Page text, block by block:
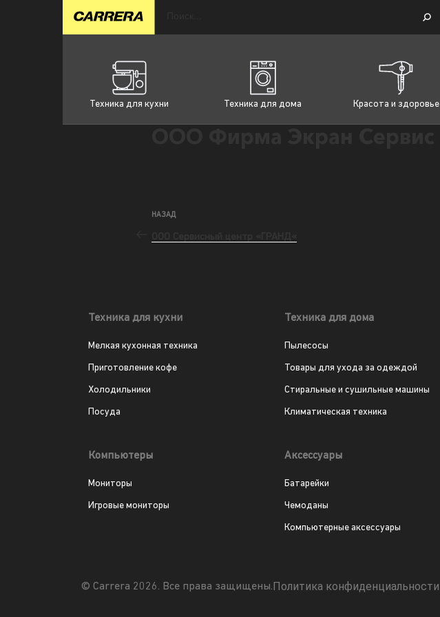
Техника для кухни Техника для дома Красота и здоровье
НАЗАД
Техника для кухни
Мелкая кухонная техника
Приготовление кофе
Холодильники
Посуда
Техника для дома
Пылесосы
Товары для ухода за одеждой
Стиральные и сушильные машины
Климатическая техника
Компьютеры
Мониторы
Игровые мониторы
Аксессуары
Батарейки
Чемоданы
Компьютерные аксессуары
© Carrera 2026. Все права защищены.Политика конфиденциальности